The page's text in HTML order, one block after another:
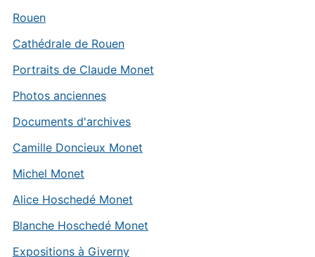
Rouen
Cathédrale de Rouen
Portraits de Claude Monet
Photos anciennes
Documents d'archives
Camille Doncieux Monet
Michel Monet
Alice Hoschedé Monet
Blanche Hoschedé Monet
Expositions à Giverny